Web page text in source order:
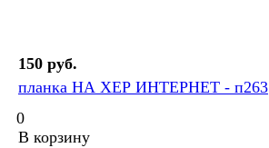
150 руб.
планка НА ХЕР ИНТЕРНЕТ - п263
0
В корзину